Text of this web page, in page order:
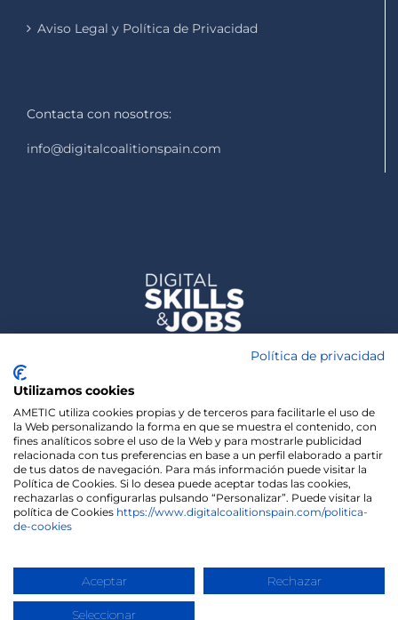
Aviso Legal y Política de Privacidad
Contacta con nosotros:
info@digitalcoalitionspain.com
Copyright 2020 | Madisonmk
We use cookies on our website to give you the most
you consent to the use of ALL the cookies.
Cookie settings
Política de privacidad
Utilizamos cookies
AMETIC utiliza cookies propias y de terceros para facilitarle el uso de
la Web personalizando la forma en que se muestra el contenido, con
fines analíticos sobre el uso de la Web y para mostrarle publicidad
relacionada con tus preferencias en base a un perfil elaborado a partir
de tus datos de navegación. Para más información puede visitar la
Política de Cookies. Si lo desea puede aceptar todas las cookies,
rechazarlas o configurarlas pulsando “Personalizar”. Puede visitar la
política de Cookies https://www.digitalcoalitionspain.com/politica-
de-cookies
Aceptar Rechazar
Seleccionar